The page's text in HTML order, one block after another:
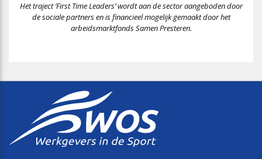
Het traject ‘First Time Leaders’ wordt aan de sector aangeboden door
de sociale partners en is financieel mogelijk gemaakt door het
arbeidsmarktfonds Samen Presteren.